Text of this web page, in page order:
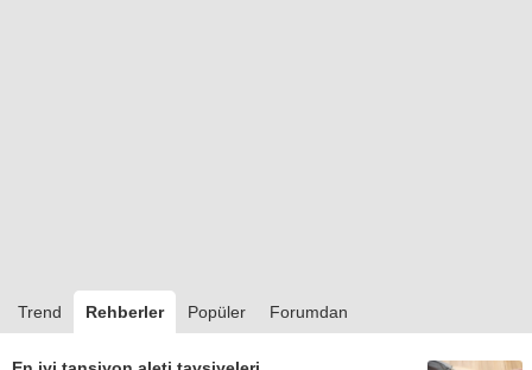
Trend Rehberler Popüler Forumdan